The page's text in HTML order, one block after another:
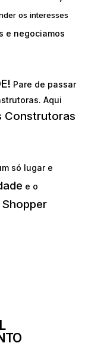
os interesses
e negociamos
Pare de passar
Aqui
Construtoras
só lugar e
e o